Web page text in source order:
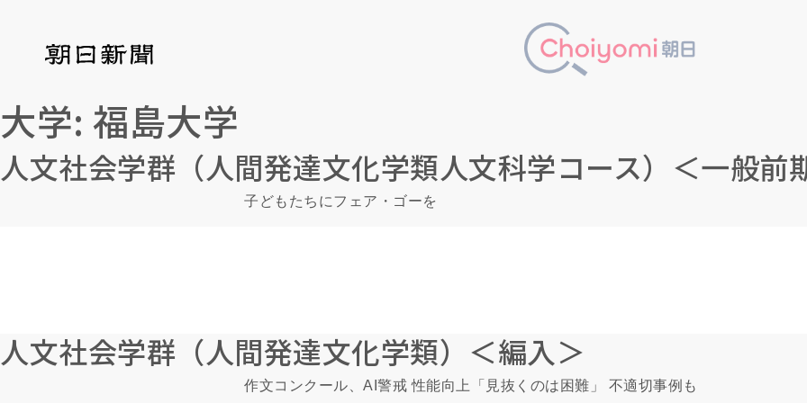
大学: 福島大学
人文社会学群（人間発達文化学類人文科学コース）＜一般前
子どもたちにフェア・ゴーを
人文社会学群（人間発達文化学類）＜編入＞
作文コンクール、AI警戒 性能向上「見抜くのは困難」 不適切事例も